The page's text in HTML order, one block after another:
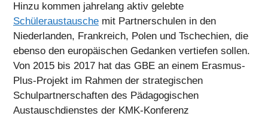
Hinzu kommen jahrelang aktiv gelebte
Schüleraustausche mit Partnerschulen in den
Niederlanden, Frankreich, Polen und Tschechien, die
ebenso den europäischen Gedanken vertiefen sollen.
Von 2015 bis 2017 hat das GBE an einem Erasmus-
Plus-Projekt im Rahmen der strategischen
Schulpartnerschaften des Pädagogischen
Austauschdienstes der KMK-Konferenz